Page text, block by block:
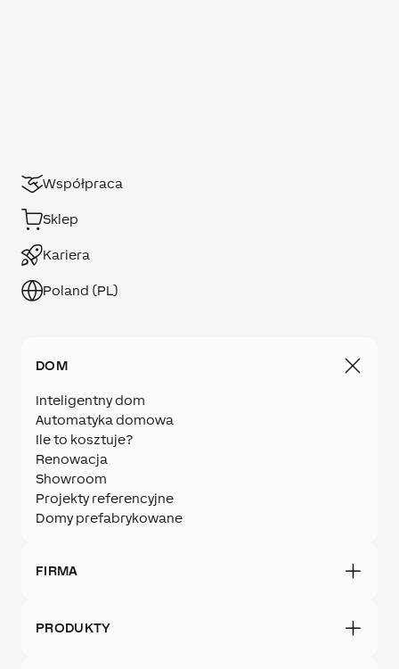
Współpraca
Sklep
Kariera
Poland (PL)
DOM
Inteligentny dom
Automatyka domowa
Ile to kosztuje?
Renowacja
Showroom
Projekty referencyjne
Domy prefabrykowane
FIRMA
PRODUKTY